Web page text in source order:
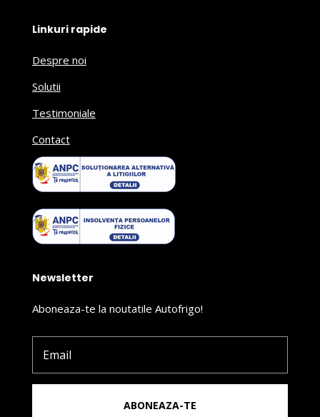
Linkuri rapide
Despre noi
Solutii
Testimoniale
Contact
Newsletter
Aboneaza-te la noutatile Autofrigo!
ABONEAZA-TE